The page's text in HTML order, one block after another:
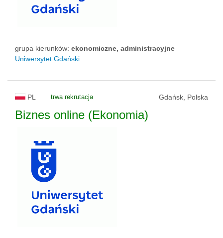
grupa kierunków: ekonomiczne, administracyjne
Uniwersytet Gdański
PL trwa rekrutacja Gdańsk, Polska
Biznes online (Ekonomia)